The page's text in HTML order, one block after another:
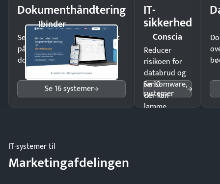
Dokumenthåndtering
Ibinder
Send kontrakter til underskrift
på minutter og mist ingen
dokumenter.
Se 16 systemer
IT-
sikkerhed
Conscia
Reducer
risikoen for
databrud og
ransomware,
der kan
lamme
Se 10
systemer
IT-systemer til
Marketingafdelingen